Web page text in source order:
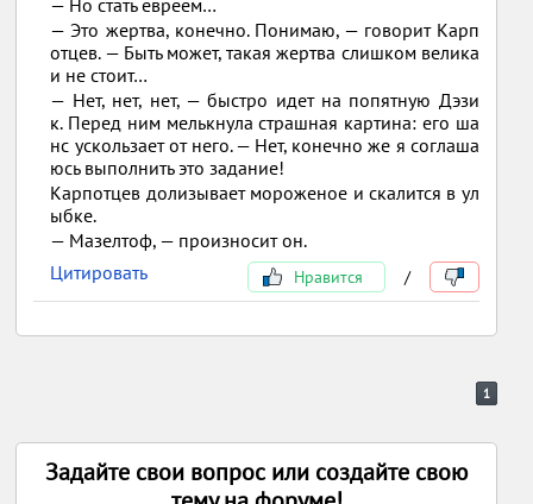
— Это жертва, конечно. Понимаю, — говорит Карп
отцев. — Быть может, такая жертва слишком велика
и не стоит…
— Нет, нет, нет, — быстро идет на попятную Дэзи
к. Перед ним мелькнула страшная картина: его ша
нс ускользает от него. — Нет, конечно же я соглаша
юсь выполнить это задание!
Карпотцев долизывает мороженое и скалится в ул
ыбке.
— Мазелтоф, — произносит он.
Цитировать
Нравится /
1
Задайте свои вопрос или создайте свою